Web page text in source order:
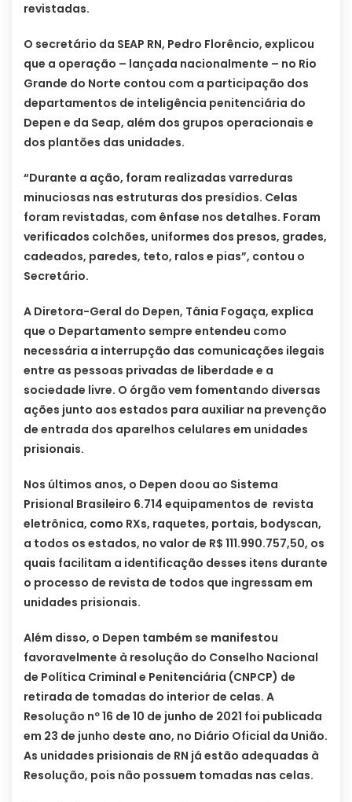
revistadas.
O secretário da SEAP RN, Pedro Florêncio, explicou
que a operação – lançada nacionalmente – no Rio
Grande do Norte contou com a participação dos
departamentos de inteligência penitenciária do
Depen e da Seap, além dos grupos operacionais e
dos plantões das unidades.
“Durante a ação, foram realizadas varreduras
minuciosas nas estruturas dos presídios. Celas
foram revistadas, com ênfase nos detalhes. Foram
verificados colchões, uniformes dos presos, grades,
cadeados, paredes, teto, ralos e pias”, contou o
Secretário.
A Diretora-Geral do Depen, Tânia Fogaça, explica
que o Departamento sempre entendeu como
necessária a interrupção das comunicações ilegais
entre as pessoas privadas de liberdade e a
sociedade livre. O órgão vem fomentando diversas
ações junto aos estados para auxiliar na prevenção
de entrada dos aparelhos celulares em unidades
prisionais.
Nos últimos anos, o Depen doou ao Sistema
Prisional Brasileiro 6.714 equipamentos de revista
eletrônica, como RXs, raquetes, portais, bodyscan,
a todos os estados, no valor de R$ 111.990.757,50, os
quais facilitam a identificação desses itens durante
o processo de revista de todos que ingressam em
unidades prisionais.
Além disso, o Depen também se manifestou
favoravelmente à resolução do Conselho Nacional
de Política Criminal e Penitenciária (CNPCP) de
retirada de tomadas do interior de celas. A
Resolução nº 16 de 10 de junho de 2021 foi publicada
em 23 de junho deste ano, no Diário Oficial da União.
As unidades prisionais de RN já estão adequadas à
Resolução, pois não possuem tomadas nas celas.